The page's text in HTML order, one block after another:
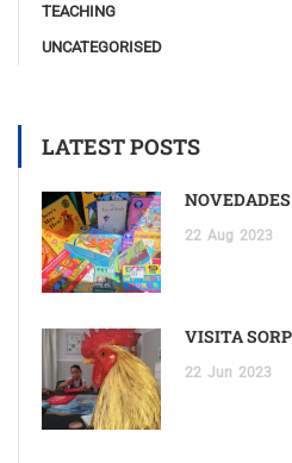
TEACHING
UNCATEGORISED
LATEST POSTS
22 Aug 2023
VISITA
22 Jun 2023